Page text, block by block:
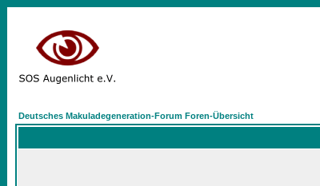
Deutsches Makuladegeneration-Forum Foren-Übersicht